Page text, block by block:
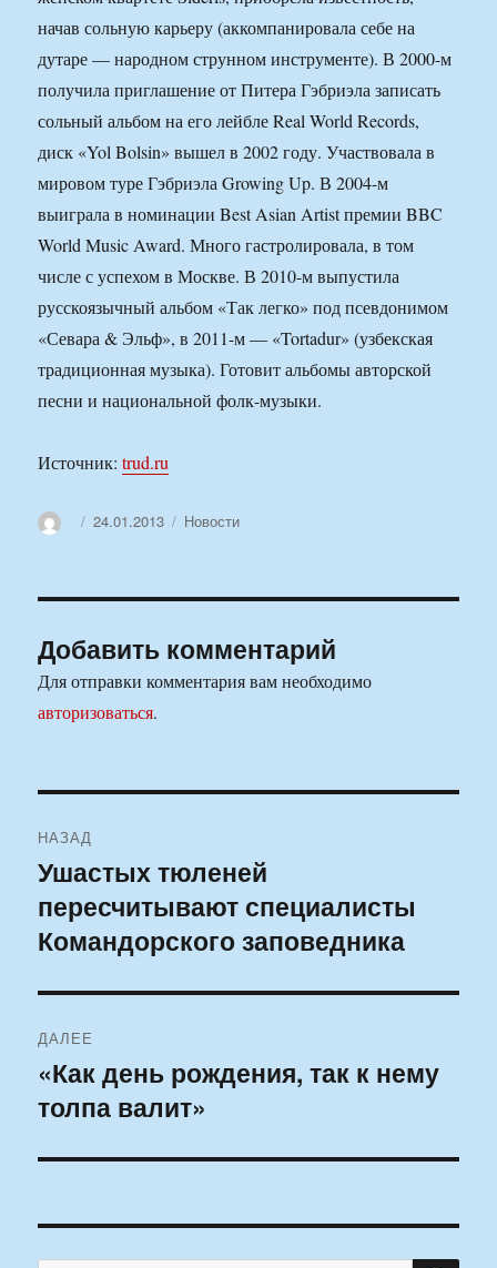
начав сольную карьеру (аккомпанировала себе на
дутаре — народном струнном инструменте). В 2000-м
получила приглашение от Питера Гэбриэла записать
сольный альбом на его лейбле Real World Records,
диск «Yol Bolsin» вышел в 2002 году. Участвовала в
мировом туре Гэбриэла Growing Up. В 2004-м
выиграла в номинации Best Asian Artist премии BBC
World Music Award. Много гастролировала, в том
числе с успехом в Москве. В 2010-м выпустила
русскоязычный альбом «Так легко» под псевдонимом
«Севара & Эльф», в 2011-м — «Tortadur» (узбекская
традиционная музыка). Готовит альбомы авторской
песни и национальной фолк-музыки.
Источник:trud.ru
АвторОпубликовано
24.01.2013 Рубрики
Новости
Добавить комментарий
Для отправки комментария вам необходимо
авторизоваться.
по
записям
НАЗАД
Предыдущая
запись:
Ушастых тюленей
пересчитывают специалисты
Командорского заповедника
ДАЛЕЕ
Следующая
запись:
«Как день рождения, так к нему
толпа валит»